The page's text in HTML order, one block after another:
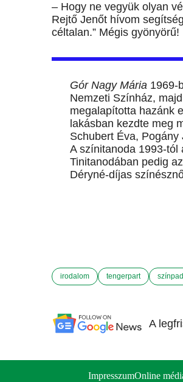
– Hogy ne vegyük olyan
Rejtő Jenőt hívom
céltalan.” Mégis gyönyörű!
Gór Nagy Mária 1969-
Nemzeti Színház,
megalapította hazánk
lakásban kezdte meg
Schubert Éva,
A színitanoda 1993-tól
Tinitanodában pedig
Déryné-díjas
irodalom tengerpart színpad
A
ImpresszumOnline